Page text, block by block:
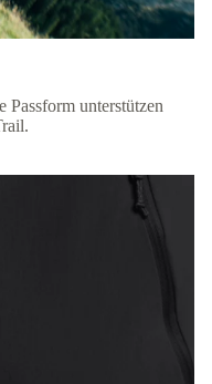
Passform unterstützen